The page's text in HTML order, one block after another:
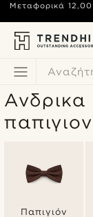
Μεταφορικά
Ανδρικα
παπιγιον
Παπιγιόν